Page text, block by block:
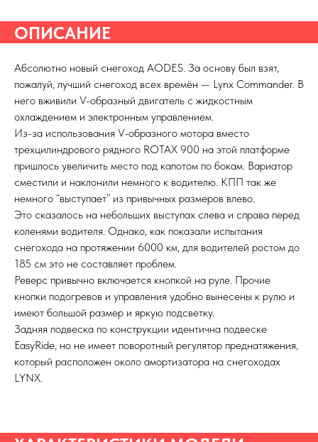
ОПИСАНИЕ
Абсолютно новый снегоход AODES. За основу был взят,
пожалуй, лучший снегоход всех времён — Lynx Commander. В
него вживили V-образный двигатель с жидкостным
охлаждением и электронным управлением.
Из-за использования V-образного мотора вместо
трехцилиндрового рядного ROTAX 900 на этой платформе
пришлось увеличить место под капотом по бокам. Вариатор
сместили и наклонили немного к водителю. КПП так же
немного “выступает” из привычных размеров влево.
Это сказалось на небольших выступах слева и справа перед
коленями водителя. Однако, как показали испытания
снегохода на протяжении 6000 км, для водителей ростом до
185 см это не составляет проблем.
Реверс привычно включается кнопкой на руле. Прочие
кнопки подогревов и управления удобно вынесены к рулю и
имеют большой размер и яркую подсветку.
Задняя подвеска по конструкции идентична подвеске
EasyRide, но не имеет поворотный регулятор преднатяжения,
который расположен около амортизатора на снегоходах
LYNX.